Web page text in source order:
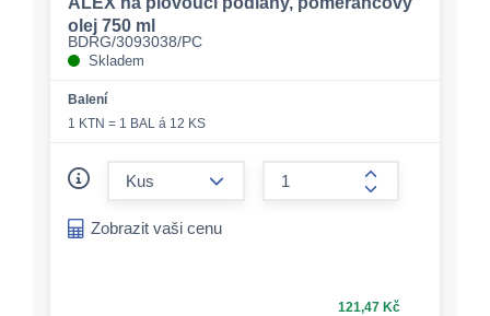
olej 750 ml
BDRG/3093038/PC
Skladem
Balení
1 KTN = 1 BAL á 12 KS
form.increase-
Zobrazit vaši cenu
121,47 Kč